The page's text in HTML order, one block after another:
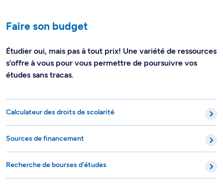
Faire son budget
Étudier oui, mais pas à tout prix! Une variété de ressources
s’offre à vous pour vous permettre de poursuivre vos
études sans tracas.
Calculateur des droits de scolarité
Sources de financement
Recherche de bourses d'études